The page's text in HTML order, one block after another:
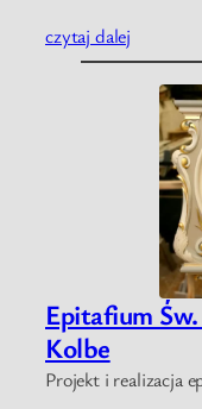
czytaj dalej
Epitafium
Kolbe
Projekt i realizacja